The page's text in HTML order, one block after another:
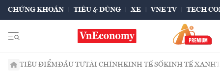
CHỨNG KHOÁN TIÊU & DÙNG XE VNE TV TECH
TIÊU ĐIỂMĐẦU TƯTÀI CHÍNHKINH TẾ SỐKINH TẾ XANH